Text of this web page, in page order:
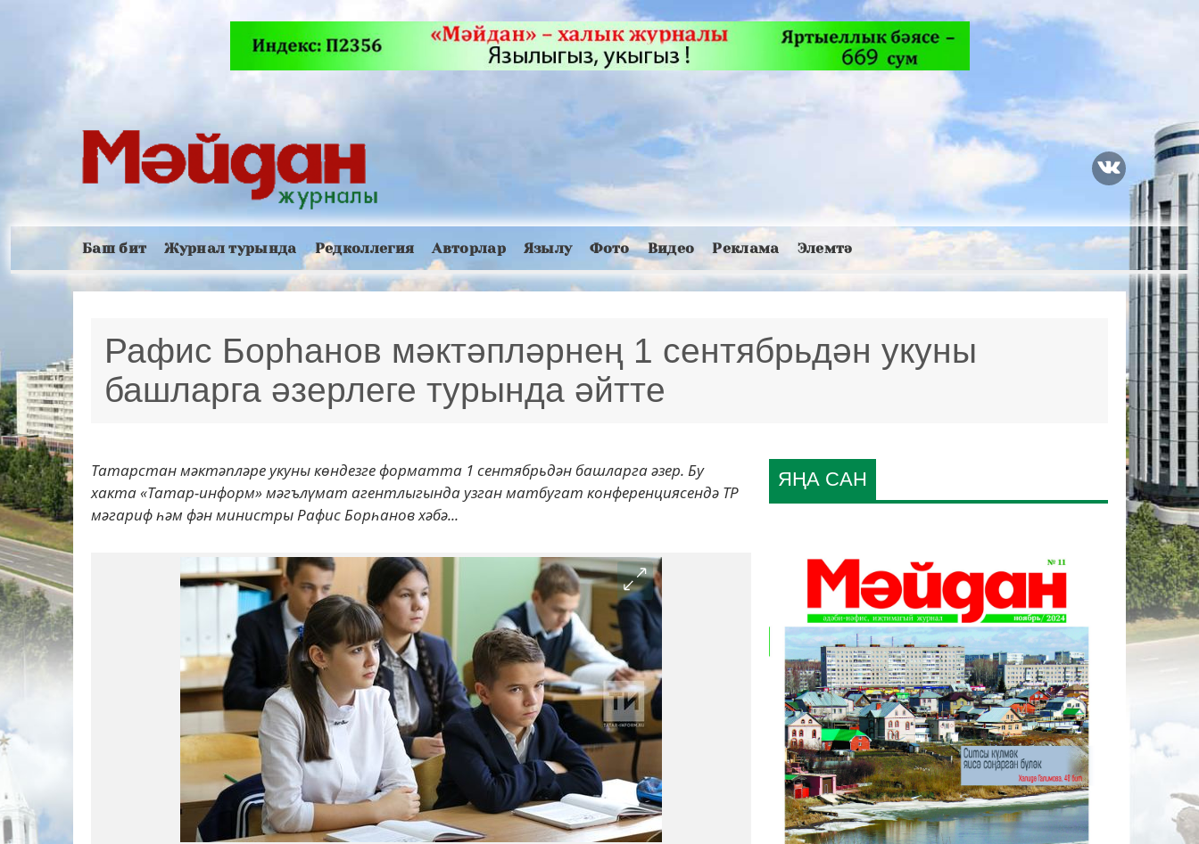
Баш бит Журнал турында Редколлегия Авторлар Язылу Фото Видео Реклама Элемтә
Рафис Борһанов мәктәпләрнең 1 сентябрьдән укуны
башларга әзерлеге турында әйтте
Татарстан мәктәпләре укуны көндезге форматта 1 сентябрьдән башларга әзер. Бу
хакта «Татар-информ» мәгълүмат агентлыгында узган матбугат конференциясендә ТР
мәгариф һәм фән министры Рафис Борһанов хәбә...
ЯҢА САН